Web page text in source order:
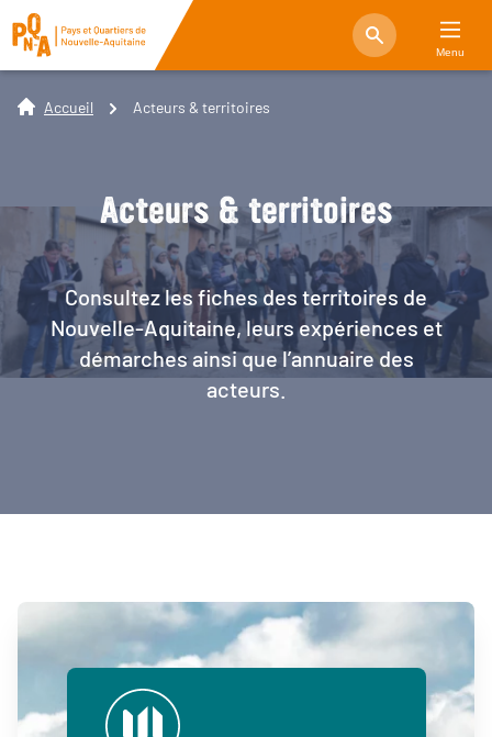
Menu
Accueil Acteurs & territoires
Acteurs & territoires
Consultez les fiches des territoires de
Nouvelle-Aquitaine, leurs expériences et
démarches ainsi que l’annuaire des
acteurs.